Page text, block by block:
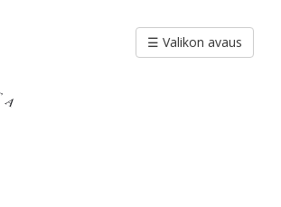
☰ Valikon avaus